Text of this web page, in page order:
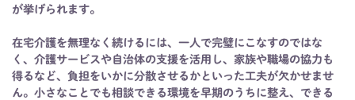
が挙げられます。
在宅介護を無理なく続けるには、一人で完璧にこなすのではな
く、介護サービスや自治体の支援を活用し、家族や職場の協力も
得るなど、負担をいかに分散させるかといった工夫が欠かせませ
ん。小さなことでも相談できる環境を早期のうちに整え、できる